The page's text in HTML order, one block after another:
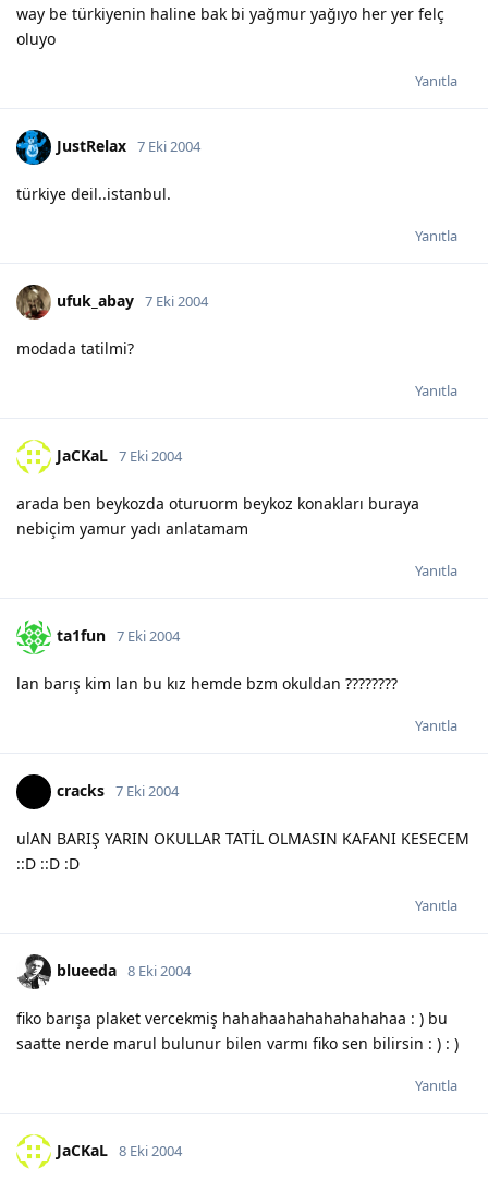
way be türkiyenin haline bak bi yağmur yağıyo her yer felç
oluyo
Yanıtla
JustRelax 7 Eki 2004
türkiye deil..istanbul.
Yanıtla
ufuk_abay 7 Eki 2004
modada tatilmi?
Yanıtla
JaCKaL 7 Eki 2004
arada ben beykozda oturuorm beykoz konakları buraya
nebiçim yamur yadı anlatamam
Yanıtla
ta1fun 7 Eki 2004
lan barış kim lan bu kız hemde bzm okuldan ????????
Yanıtla
cracks 7 Eki 2004
ulAN BARIŞ YARIN OKULLAR TATİL OLMASIN KAFANI KESECEM
::D ::D :D
Yanıtla
blueeda 8 Eki 2004
fiko barışa plaket vercekmiş hahahaahahahahahahaa : ) bu
saatte nerde marul bulunur bilen varmı fiko sen bilirsin : ) : )
Yanıtla
JaCKaL 8 Eki 2004